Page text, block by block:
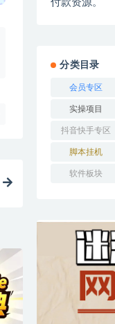
付款资源。
分类目录
会员专区
实操项目
抖音快手专区
脚本挂机
软件板块